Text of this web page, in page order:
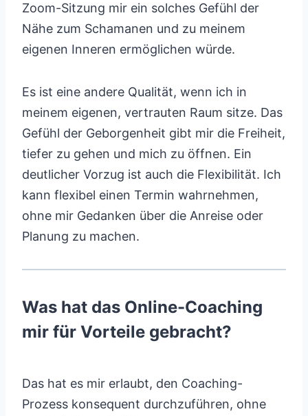
Zoom-Sitzung mir ein solches Gefühl der
Nähe zum Schamanen und zu meinem
eigenen Inneren ermöglichen würde.
Es ist eine andere Qualität, wenn ich in
meinem eigenen, vertrauten Raum sitze. Das
Gefühl der Geborgenheit gibt mir die Freiheit,
tiefer zu gehen und mich zu öffnen. Ein
deutlicher Vorzug ist auch die Flexibilität. Ich
kann flexibel einen Termin wahrnehmen,
ohne mir Gedanken über die Anreise oder
Planung zu machen.
Was hat das Online-Coaching
mir für Vorteile gebracht?
Das hat es mir erlaubt, den Coaching-
Prozess konsequent durchzuführen, ohne